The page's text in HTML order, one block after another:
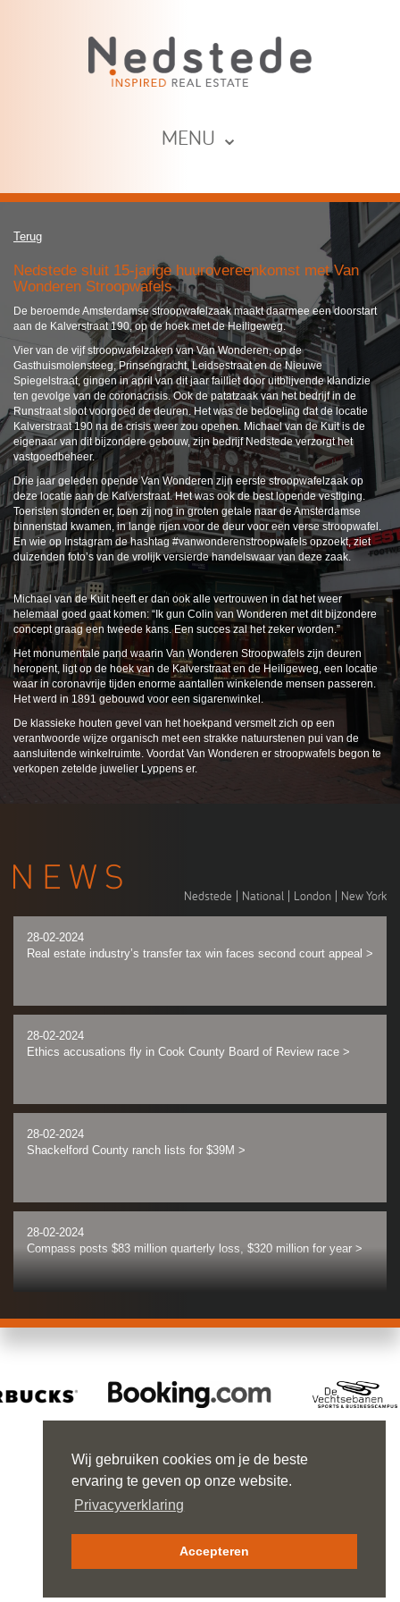
Wij gebruiken cookies om je de beste
ervaring te geven op onze website.
Privacyverklaring
Accepteren
MENU ⌄
Terug
​Nedstede sluit 15-jarige huurovereenkomst met Van
Wonderen Stroopwafels
De beroemde Amsterdamse stroopwafelzaak maakt daarmee een doorstart
aan de Kalverstraat 190, op de hoek met de Heiligeweg.
Vier van de vijf stroopwafelzaken van Van Wonderen, op de
Gasthuismolensteeg, Prinsengracht, Leidsestraat en de Nieuwe
Spiegelstraat, gingen in april van dit jaar failliet door uitblijvende klandizie
ten gevolge van de coronacrisis. Ook de patatzaak van het bedrijf in de
Runstraat sloot voorgoed de deuren. Het was de bedoeling dat de locatie
Kalverstraat 190 na de crisis weer zou openen. Michael van de Kuit is de
eigenaar van dit bijzondere gebouw, zijn bedrijf Nedstede verzorgt het
vastgoedbeheer.
Drie jaar geleden opende Van Wonderen zijn eerste stroopwafelzaak op
deze locatie aan de Kalverstraat. Het was ook de best lopende vestiging.
Toeristen stonden er, toen zij nog in groten getale naar de Amsterdamse
binnenstad kwamen, in lange rijen voor de deur voor een verse stroopwafel.
En wie op Instagram de hashtag #vanwonderenstroopwafels opzoekt, ziet
duizenden foto’s van de vrolijk versierde handelswaar van deze zaak.
Michael van de Kuit heeft er dan ook alle vertrouwen in dat het weer
helemaal goed gaat komen: “Ik gun Colin van Wonderen met dit bijzondere
concept graag een tweede kans. Een succes zal het zeker worden.”
Het monumentale pand waarin Van Wonderen Stroopwafels zijn deuren
heropent, ligt op de hoek van de Kalverstraat en de Heiligeweg, een locatie
waar in coronavrije tijden enorme aantallen winkelende mensen passeren.
Het werd in 1891 gebouwd voor een sigarenwinkel.
De klassieke houten gevel van het hoekpand versmelt zich op een
verantwoorde wijze organisch met een strakke natuurstenen pui van de
aansluitende winkelruimte. Voordat Van Wonderen er stroopwafels begon te
verkopen zetelde juwelier Lyppens er.
Nedstede | National | London | New York
28-02-2024
Real estate industry’s transfer tax win faces second court appeal >
28-02-2024
Ethics accusations fly in Cook County Board of Review race >
28-02-2024
Shackelford County ranch lists for $39M >
28-02-2024
Compass posts $83 million quarterly loss, $320 million for year >
28-02-2024
project site
Macy’s to shutter longtime store in San Francisco’s Union Square
GUSTAV MAHLERLAAN 999
PRIVACYVERKLARING